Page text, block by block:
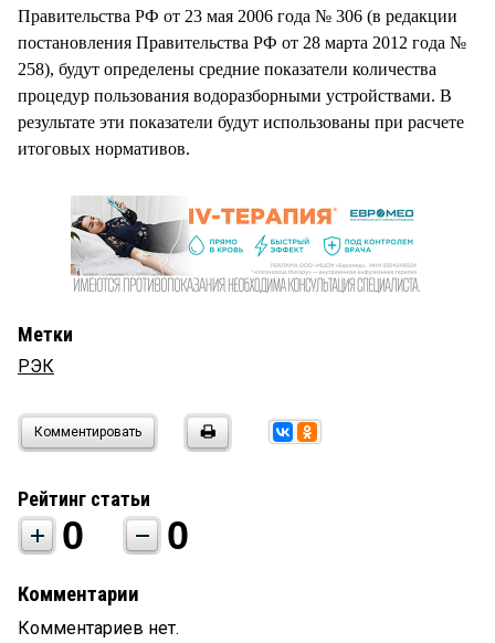
Правительства РФ от 23 мая 2006 года № 306 (в редакции
постановления Правительства РФ от 28 марта 2012 года №
258), будут определены средние показатели количества
процедур пользования водоразборными устройствами. В
результате эти показатели будут использованы при расчете
итоговых нормативов.
Метки
РЭК
Комментировать
Рейтинг статьи
0 0
Комментарии
Комментариев нет.